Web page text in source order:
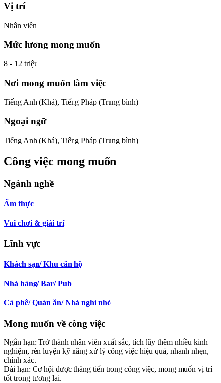
Vị trí
Nhân viên
Mức lương mong muốn
8 - 12 triệu
Nơi mong muốn làm việc
Tiếng Anh (Khá), Tiếng Pháp (Trung bình)
Ngoại ngữ
Tiếng Anh (Khá), Tiếng Pháp (Trung bình)
Công việc mong muốn
Ngành nghề
Ẩm thực
Vui chơi & giải trí
Lĩnh vực
Khách sạn/ Khu căn hộ
Nhà hàng/ Bar/ Pub
Cà phê/ Quán ăn/ Nhà nghỉ nhỏ
Mong muốn về công việc
Ngắn hạn: Trở thành nhân viên xuất sắc, tích lũy thêm nhiều kinh
nghiệm, rèn luyện kỹ năng xử lý công việc hiệu quả, nhanh nhẹn,
chính xác.
Dài hạn: Cơ hội được thăng tiến trong công việc, mong muốn vị trí
tốt trong tương lai.